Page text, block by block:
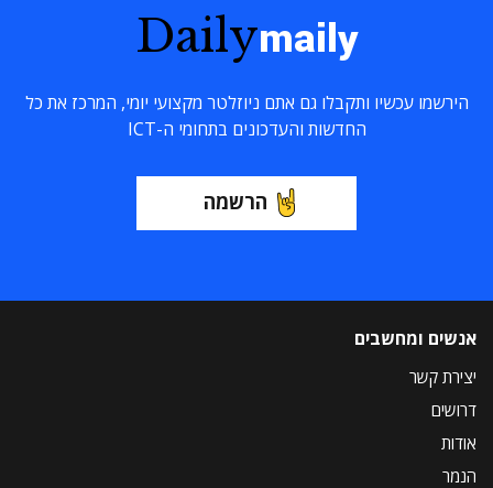
Dailymaily
הירשמו עכשיו ותקבלו גם אתם ניוזלטר מקצועי יומי, המרכז את כל
החדשות והעדכונים בתחומי ה-ICT
הרשמה
אנשים ומחשבים
יצירת קשר
דרושים
אודות
הנמר